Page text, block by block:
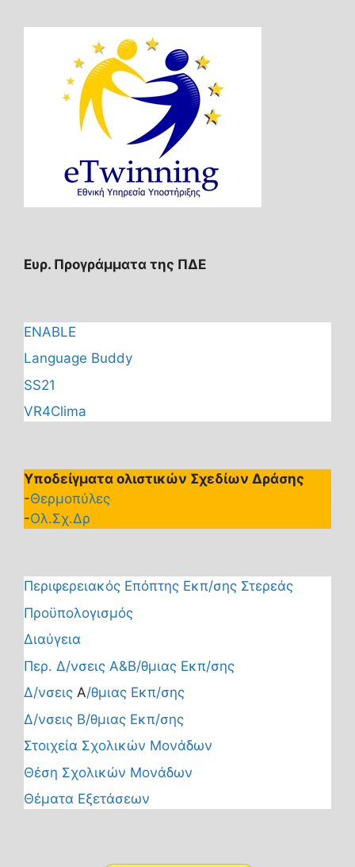
Ευρ. Προγράμματα της ΠΔΕ
ENABLE
Language Buddy
SS21
VR4Clima
Υποδείγματα ολιστικών Σχεδίων Δράσης
-Θερμοπύλες
-Ολ.Σχ.Δρ
Περιφερειακός Επόπτης Εκπ/σης Στερεάς
Προϋπολογισμός
Διαύγεια
Περ. Δ/νσεις Α&Β/θμιας Εκπ/σης
Δ/νσεις Α/θμιας Εκπ/σης
Δ/νσεις Β/θμιας Εκπ/σης
Στοιχεία Σχολικών Μονάδων
Θέση Σχολικών Μονάδων
Θέματα Εξετάσεων